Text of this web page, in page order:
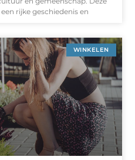
rijke geschiedenis en
WINKELEN